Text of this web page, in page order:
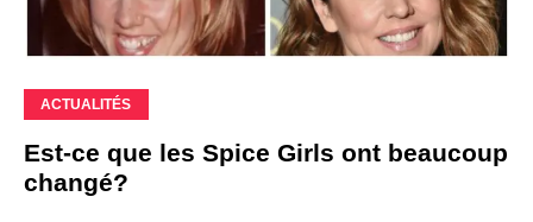
ACTUALITÉS
Est-ce que les Spice Girls ont beaucoup
changé?